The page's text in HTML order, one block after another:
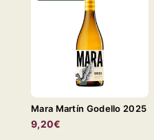
Mara Martín Godello 2025
9,20€